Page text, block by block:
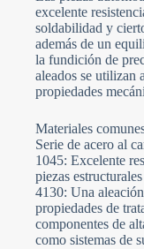
excelente
soldabilidad y
además de un
la fundición de
aleados se utilizan
propiedades
Materiales
Serie de acero al
1045: Excelente
piezas
4130: Una
propiedades de
componentes de
como sistemas de